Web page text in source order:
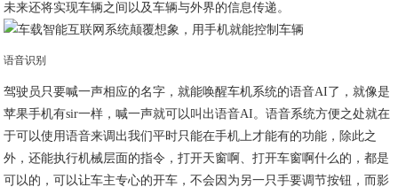
未来还将实现车辆之间以及车辆与外界的信息传递。
语音识别
驾驶员只要喊一声相应的名字，就能唤醒车机系统的语音AI了，就像是
苹果手机有sir一样，喊一声就可以叫出语音AI。语音系统方便之处就在
于可以使用语音来调出我们平时只能在手机上才能有的功能，除此之
外，还能执行机械层面的指令，打开天窗啊、打开车窗啊什么的，都是
可以的，可以让车主专心的开车，不会因为另一只手要调节按钮，而影